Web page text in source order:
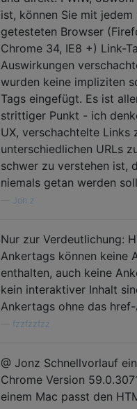
ist, können Sie mit jedem
getesteten Browser
Chrome 34, IE8 +) Link-
Auswirkungen
wurden keine impliziten
Tags eingefügt. Es ist
strittiger Punkt - ich
UX, verschachtelte Links
unterschiedlichen URLs
schwer zu verstehen ist,
niemals getan werden
Jon z
Nur zur Verdeutlichung:
Ankertags können keine
enthalten, auch keine
kein interaktiver Inhalt
Ankertags ohne das
fzzfzzfzz
@ Jonz Schnellvorlauf
Chrome Version
einem Mac passt den